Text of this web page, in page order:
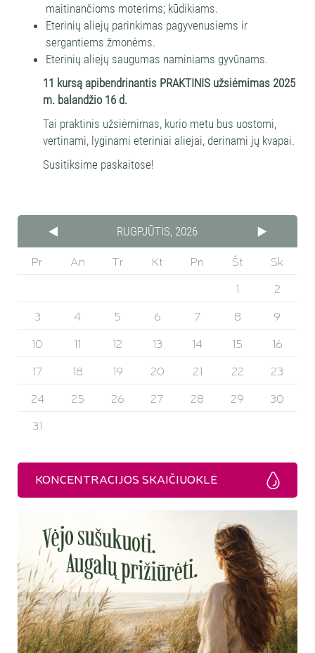
maitinančioms moterims; kūdikiams.
Eterinių aliejų parinkimas pagyvenusiems ir
sergantiems žmonėms.
Eterinių aliejų saugumas naminiams gyvūnams.
11 kursą apibendrinantis PRAKTINIS užsiėmimas 2025
m. balandžio 16 d.
Tai praktinis užsiėmimas, kurio metu bus uostomi,
vertinami, lyginami eteriniai aliejai, derinami jų kvapai.
Susitiksime paskaitose!
RUGPJŪTIS, 2026
Pr An Tr Kt Pn Št
Sk
1
2
3
4 5 6 7 8
9
10
11 12 13 14 15
16
17
18 19 20 21 22
23
24
25 26 27 28 29
30
31
KONCENTRACIJOS SKAIČIUOKLĖ